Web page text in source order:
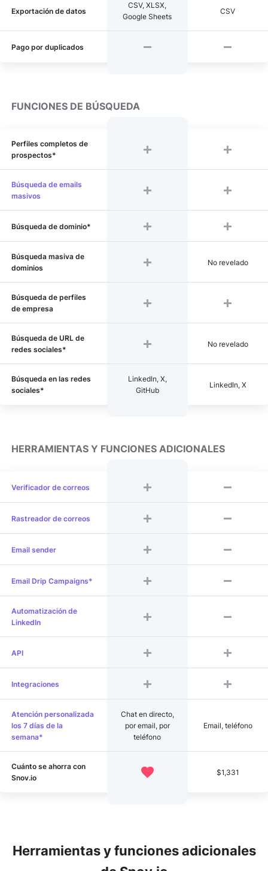
Exportación de datos
CSV, XLSX,
Google Sheets
CSV
Pago por duplicados
FUNCIONES DE BÚSQUEDA
Perfiles completos de
prospectos*
Búsqueda de emails
masivos
Búsqueda de dominio*
Búsqueda masiva de
dominios
No revelado
Búsqueda de perfiles
de empresa
Búsqueda de URL de
redes sociales*
No revelado
Búsqueda en las redes
sociales*
LinkedIn, X,
GitHub
LinkedIn, X
HERRAMIENTAS Y FUNCIONES ADICIONALES
Verificador de correos
Rastreador de correos
Email sender
Email Drip Campaigns*
Automatización de
LinkedIn
API
Integraciones
Atención personalizada
los 7 días de la
semana*
Chat en directo,
por email, por
teléfono
Email, teléfono
Cuánto se ahorra con
Snov.io
$1,331
Herramientas y funciones adicionales